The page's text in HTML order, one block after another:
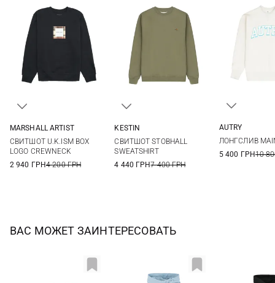
XXL
3XL
MARSHALL ARTIST
СВИТШОТ U.K.ISM BOX
LOGO CREWNECK
2 940 ГРН4 200 ГРН
KESTIN
СВИТШОТ STOBHALL
SWEATSHIRT
4 440 ГРН7 400 ГРН
AUTRY
ЛОНГСЛИВ
5 400 ГРН10
ВАС МОЖЕТ ЗАИНТЕРЕСОВАТЬ